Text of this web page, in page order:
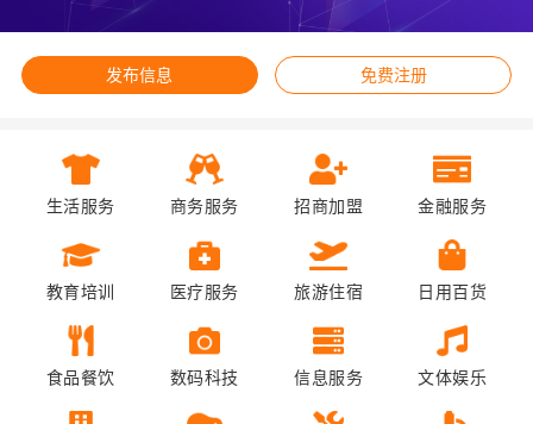
发布信息 免费注册
生活服务 商务服务 招商加盟 金融服务
教育培训 医疗服务 旅游住宿 日用百货
食品餐饮 数码科技 信息服务 文体娱乐